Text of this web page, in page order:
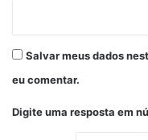
Salvar meus dados
eu comentar.
Digite uma resposta em